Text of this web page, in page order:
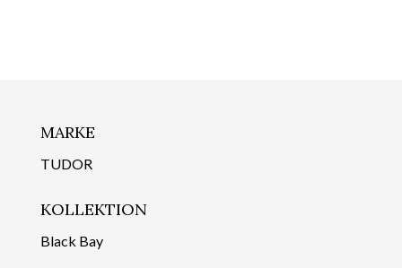
MARKE
TUDOR
KOLLEKTION
Black Bay